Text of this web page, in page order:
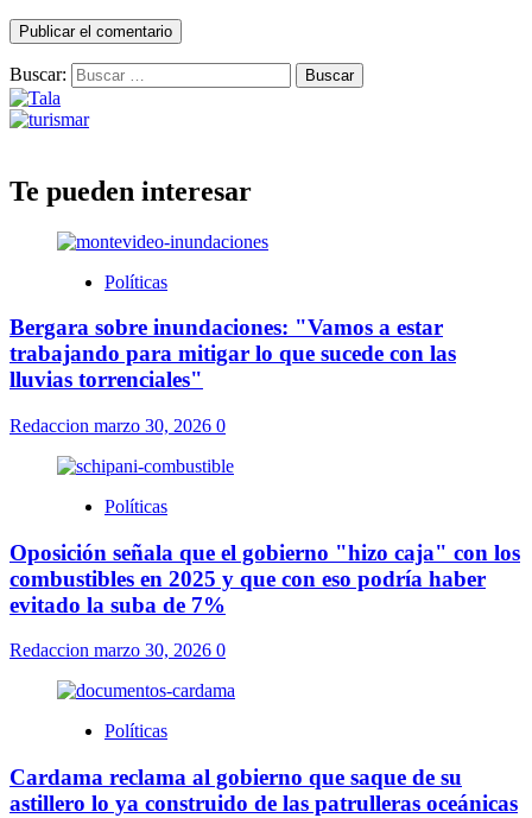
Buscar:
Te pueden interesar
Políticas
Bergara sobre inundaciones: "Vamos a estar
trabajando para mitigar lo que sucede con las
lluvias torrenciales"
Redaccion marzo 30, 2026 0
Políticas
Oposición señala que el gobierno "hizo caja" con los
combustibles en 2025 y que con eso podría haber
evitado la suba de 7%
Redaccion marzo 30, 2026 0
Políticas
Cardama reclama al gobierno que saque de su
astillero lo ya construido de las patrulleras oceánicas